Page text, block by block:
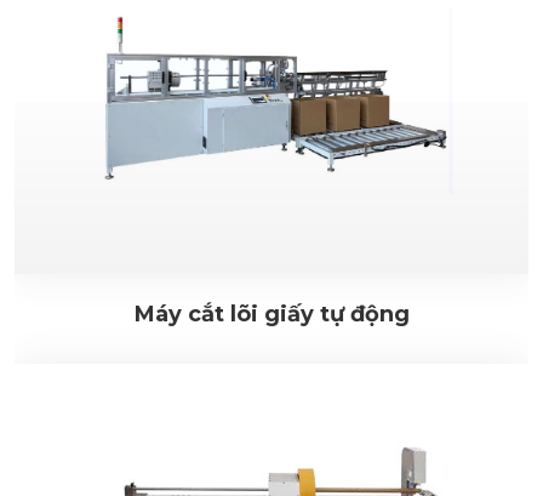
Máy cắt lõi giấy tự động